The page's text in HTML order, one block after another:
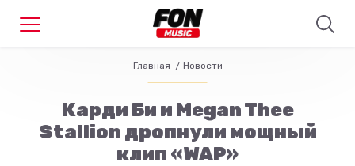
Главная Новости
Карди Би и Megan Thee
Stallion дропнули мощный
клип «WAP»